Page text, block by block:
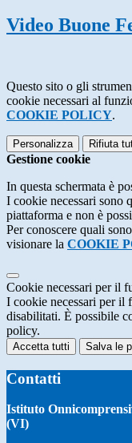
Video Buone
Questo sito o gli
cookie necessari al
COOKIE POLICY.
Personalizza Rifiuta
Gestione cookie
In questa schermata è
I cookie necessari sono
piattaforma e non è
Per conoscere quali
visionare la COOKIE
Cookie necessari per il
I cookie necessari per il
disabilitati. È possibile
policy.
Accetta tutti Salva le
Contatti
Istituto
(VI)